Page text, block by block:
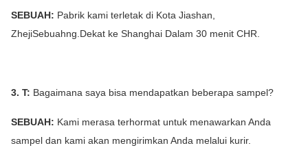
SEBUAH: Pabrik kami terletak di Kota Jiashan,
ZhejiSebuahng.Dekat ke Shanghai Dalam 30 menit CHR.
3. T: Bagaimana saya bisa mendapatkan beberapa sampel?
SEBUAH: Kami merasa terhormat untuk menawarkan Anda
sampel dan kami akan mengirimkan Anda melalui kurir.